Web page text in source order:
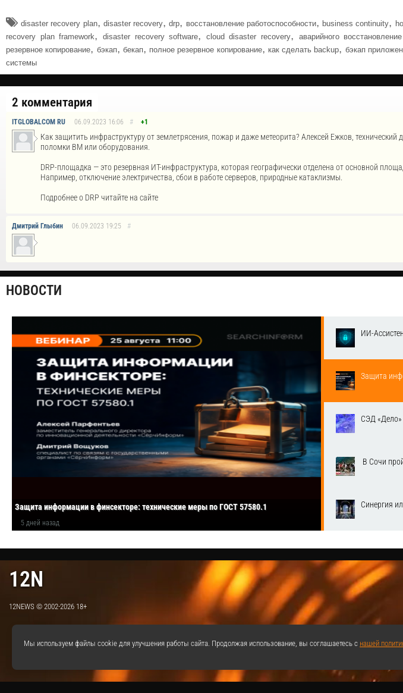
disaster recovery plan, disaster recovery,drp, восстановление работоспособности, business continuity,
recovery plan framework, disaster recovery software, cloud disaster recovery, аварийного
резервное копирование, бэкап, бекап, полное резервное копирование, как сделать backup, бэкап
системы
2 комментария
ITGLOBALCOM RU 06.09.2023 16:06 # +1
Как защитить инфраструктуру от землетрясения, пожар и даже метеорита? Алексей Ежков,
поломки ВМ или оборудования.
DRP-площадка — это резервная ИТ-инфраструктура, которая географически отделена от основной
Например, отключение электричества, сбои в работе серверов, природные катаклизмы.
Подробнее о DRP читайте на сайте
Дмитрий Глыбин 06.09.2023 19:25 #
НОВОСТИ
Защита информации в финсекторе: технические меры по ГОСТ 57580.1
5 дней назад
ИИ-
Защита
СЭД
В Сочи
Синергия
12N
12NEWS © 2002-2026 18+
Мы используем файлы cookie для улучшения работы сайта. Продолжая использование, вы соглашаетесь с нашей